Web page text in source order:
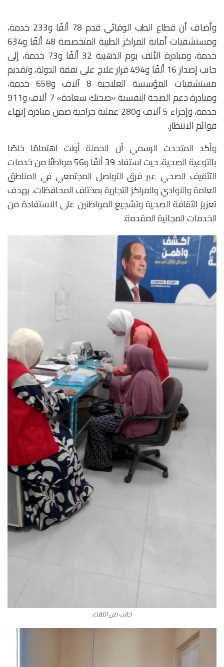
وأضاف أن قطاع الطب الوقائي قدم 78 ألفًا و233 خدمة،
ومستشفيات أمانة المراكز الطبية المتخصصة 48 ألفًا و634
خدمة، ومبادرة الألف يوم الذهبية 32 ألفًا و73 خدمة، إلى
جانب إصدار 16 ألفًا و494 قرار علاج على نفقة الدولة، وتقديم
مستشفيات المؤسسة العلاجية 8 آلاف و658 خدمة،
ومبادرة دعم الصحة النفسية «صحتك سعادة» 7 آلاف و911
خدمة، وإجراء 5 آلاف و280 عملية جراحية ضمن مبادرة إنهاء
قوائم الانتظار.
وأكد المتحدث الرسمي أن الحملة أولت اهتمامًا خاصًا
بالتوعية الصحية، حيث استفاد 39 ألفًا و56 مواطنًا من خدمات
التثقيف الصحي عبر فرق التواصل المجتمعي في المناطق
العامة والنوادي والمراكز التجارية بمختلف المحافظات، بهدف
تعزيز الثقافة الصحية وتشجيع المواطنين على الاستفادة من
الخدمات المجانية المقدمة.
جانب من اللقاء